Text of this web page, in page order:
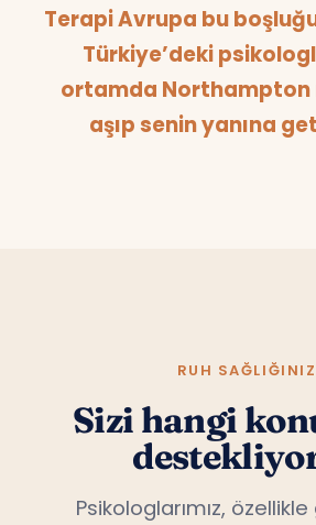
Terapi Avrupa bu
Türkiye’deki
ortamda Northampton
aşıp senin yanına
RUH SAĞLIĞINIZ
Sizi hangi
Psikologlarımız,